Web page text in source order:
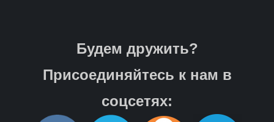
Будем дружить?
Присоединяйтесь к нам в
соцсетях: